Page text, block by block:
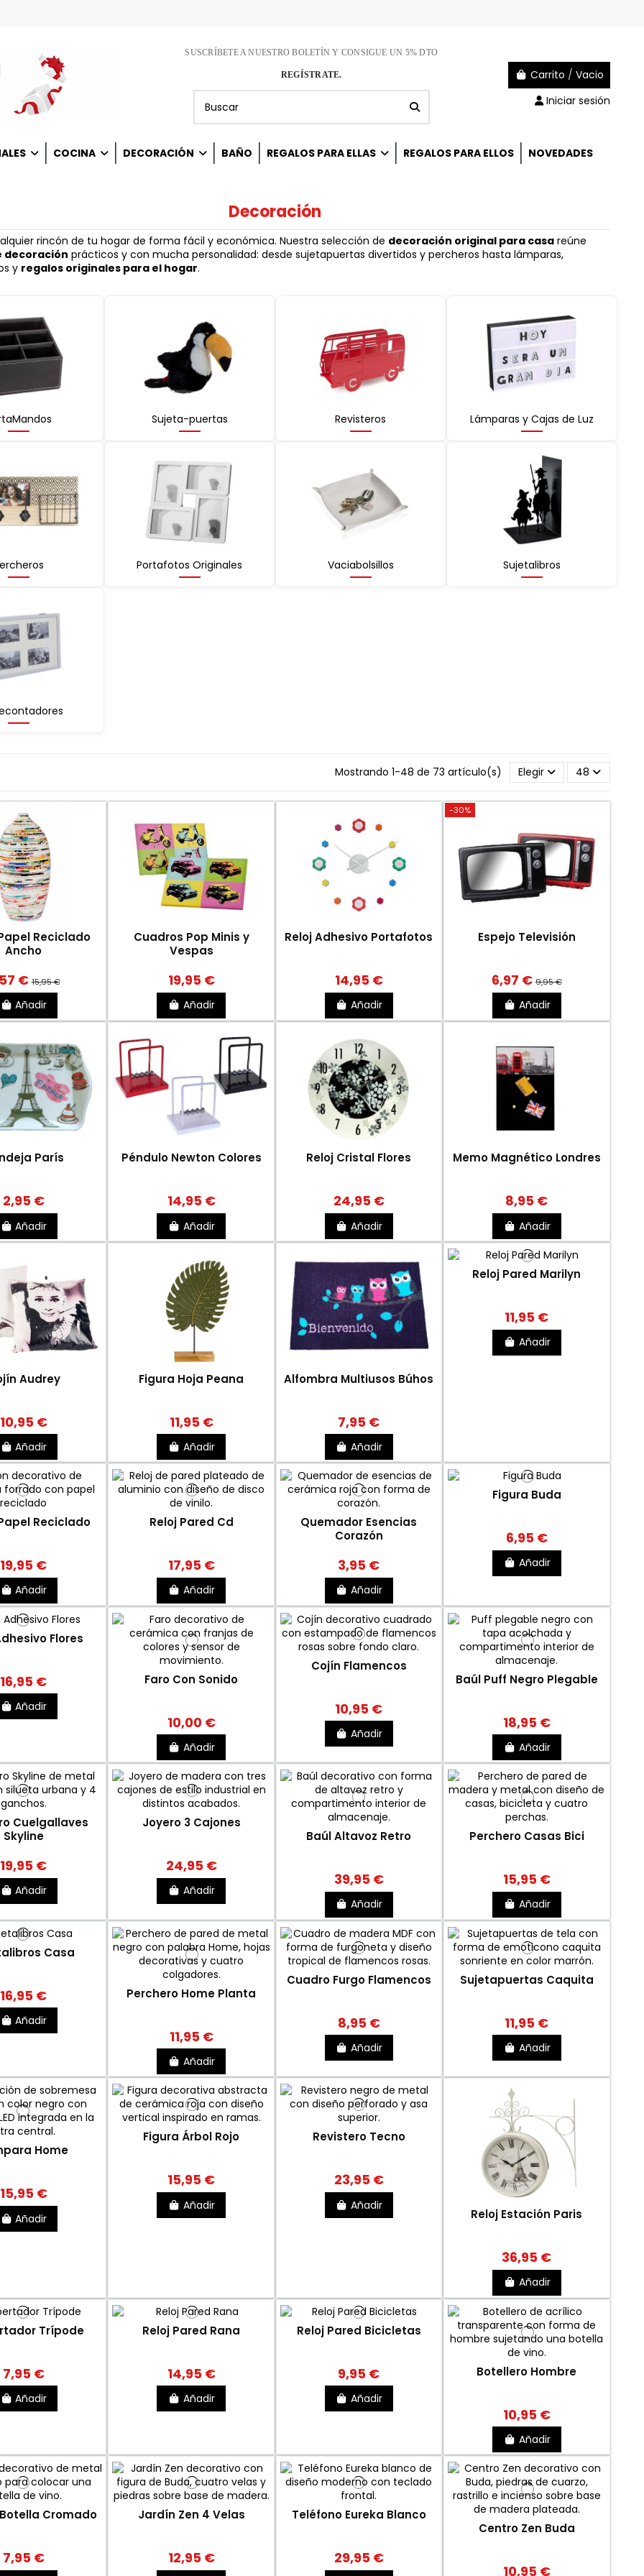
SUSCRÍBETE A NUESTRO BOLETÍN Y CONSIGUE UN 5% DTO
REGÍSTRATE. Carrito / Vacio
Iniciar sesión
COCINA DECORACIÓN BAÑO REGALOS PARA ELLAS REGALOS PARA ELLOS NOVEDADES
Decoración
rincón de tu hogar de forma fácil y económica. Nuestra selección de decoración original para casa reúne
decoración prácticos y con mucha personalidad: desde sujetapuertas divertidos y percheros hasta lámparas,
y regalos originales para el hogar.
Sujeta-puertas Revisteros Lámparas y Cajas de Luz
Portafotos Originales Vaciabolsillos Sujetalibros
Mostrando 1-48 de 73 artículo(s) Elegir 48
Reciclado
Ancho
€15,95 €
Añadir
Cuadros Pop Minis y
Vespas
19,95 €
Añadir
Reloj Adhesivo Portafotos
14,95 €
Añadir
-30%
Espejo Televisión
6,97 €9,95 €
Añadir
París
2,95 €
Añadir
Péndulo Newton Colores
14,95 €
Añadir
Reloj Cristal Flores
24,95 €
Añadir
Memo Magnético Londres
8,95 €
Añadir
Audrey
10,95 €
Añadir
Figura Hoja Peana
11,95 €
Añadir
Alfombra Multiusos Búhos
7,95 €
Añadir
Reloj Pared Marilyn
11,95 €
Añadir
Reciclado
19,95 €
Añadir
Reloj Pared Cd
17,95 €
Añadir
Quemador Esencias
Corazón
3,95 €
Añadir
Figura Buda
6,95 €
Añadir
Flores
16,95 €
Añadir
Faro Con Sonido
10,00 €
Añadir
Cojín Flamencos
10,95 €
Añadir
Baúl Puff Negro Plegable
18,95 €
Añadir
Cuelgallaves
Skyline
19,95 €
Añadir
Joyero 3 Cajones
24,95 €
Añadir
Baúl Altavoz Retro
39,95 €
Añadir
Perchero Casas Bici
15,95 €
Añadir
Casa
16,95 €
Añadir
Perchero Home Planta
11,95 €
Añadir
Cuadro Furgo Flamencos
8,95 €
Añadir
Sujetapuertas Caquita
11,95 €
Añadir
Home
15,95 €
Añadir
Figura Árbol Rojo
15,95 €
Añadir
Revistero Tecno
23,95 €
Añadir
Reloj Estación Paris
36,95 €
Añadir
Trípode
7,95 €
Añadir
Reloj Pared Rana
14,95 €
Añadir
Reloj Pared Bicicletas
9,95 €
Añadir
Botellero Hombre
10,95 €
Añadir
Cromado
7,95 €
Jardín Zen 4 Velas
12,95 €
Teléfono Eureka Blanco
29,95 €
Centro Zen Buda
10,95 €